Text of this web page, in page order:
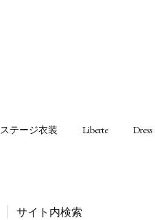
ステージ衣装 Liberte
サイト内検索